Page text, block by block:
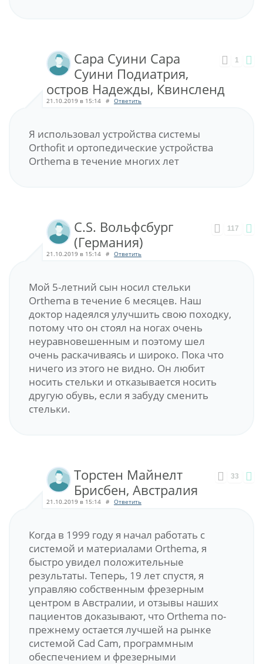
1
Сара Суини Сара
Суини Подиатрия,
остров Надежды, Квинсленд
21.10.2019 в 15:14 # Ответить
Я использовал устройства системы
Orthofit и ортопедические устройства
Orthema в течение многих лет
117
C.S. Вольфсбург
(Германия)
21.10.2019 в 15:14 # Ответить
Мой 5-летний сын носил стельки
Orthema в течение 6 месяцев. Наш
доктор надеялся улучшить свою походку,
потому что он стоял на ногах очень
неуравновешенным и поэтому шел
очень раскачиваясь и широко. Пока что
ничего из этого не видно. Он любит
носить стельки и отказывается носить
другую обувь, если я забуду сменить
стельки.
33
Торстен Майнелт
Брисбен, Австралия
21.10.2019 в 15:14 # Ответить
Когда в 1999 году я начал работать с
системой и материалами Orthema, я
быстро увидел положительные
результаты. Теперь, 19 лет спустя, я
управляю собственным фрезерным
центром в Австралии, и отзывы наших
пациентов доказывают, что Orthema по-
прежнему остается лучшей на рынке
системой Cad Cam, программным
обеспечением и фрезерными